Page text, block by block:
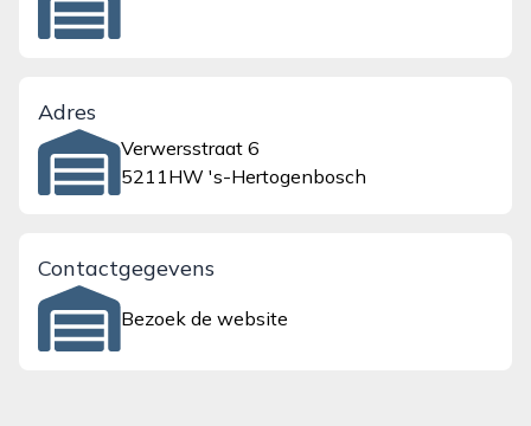
Adres
Verwersstraat 6
5211HW 's-Hertogenbosch
Contactgegevens
Bezoek de website